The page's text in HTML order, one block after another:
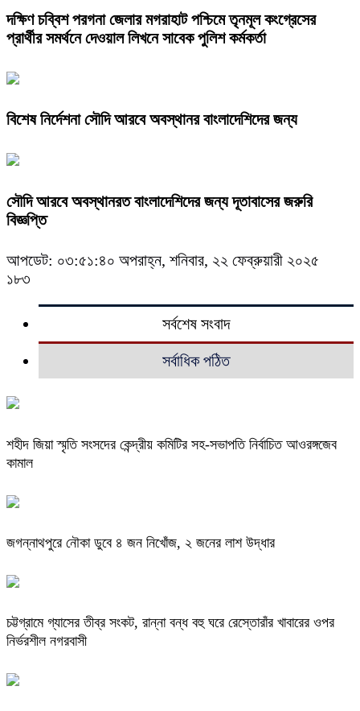
দক্ষিণ চব্বিশ পরগনা জেলার মগরাহাট পশ্চিমে তৃনমূল কংগ্রেসের
প্রার্থীর সমর্থনে দেওয়াল লিখনে সাবেক পুলিশ কর্মকর্তা
বিশেষ নির্দেশনা সৌদি আরবে অবস্থানর বাংলাদেশিদের জন্য
সৌদি আরবে অবস্থানরত বাংলাদেশিদের জন্য দূতাবাসের জরুরি
বিজ্ঞপ্তি
আপডেট: ০৩:৫১:৪০ অপরাহ্ন, শনিবার, ২২ ফেব্রুয়ারী ২০২৫
১৮৩
সর্বশেষ সংবাদ
সর্বাধিক পঠিত
শহীদ জিয়া স্মৃতি সংসদের কেন্দ্রীয় কমিটির সহ-সভাপতি নির্বাচিত আওরঙ্গজেব
কামাল
জগন্নাথপুরে নৌকা ডুবে ৪ জন নিখোঁজ, ২ জনের লাশ উদ্ধার
চট্টগ্রামে গ্যাসের তীব্র সংকট, রান্না বন্ধ বহু ঘরে রেস্তোরাঁর খাবারের ওপর
নির্ভরশীল নগরবাসী